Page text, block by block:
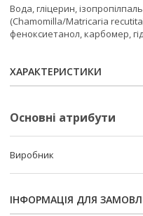
Вода, гліцерин,
(Chamomilla/Matricaria
феноксиетанол, карбомер,
ХАРАКТЕРИСТИКИ
Основні атрибути
Виробник
ІНФОРМАЦІЯ ДЛЯ